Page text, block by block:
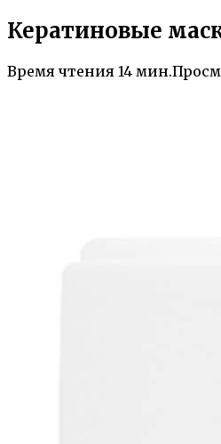
Кератиновые
Время чтения 14 мин.